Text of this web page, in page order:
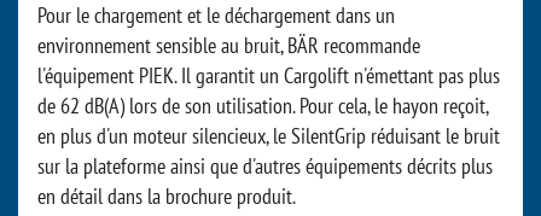
Pour le chargement et le déchargement dans un
environnement sensible au bruit, BÄR recommande
l'équipement PIEK. Il garantit un Cargolift n'émettant pas plus
de 62 dB(A) lors de son utilisation. Pour cela, le hayon reçoit,
en plus d'un moteur silencieux, le SilentGrip réduisant le bruit
sur la plateforme ainsi que d'autres équipements décrits plus
en détail dans la brochure produit.